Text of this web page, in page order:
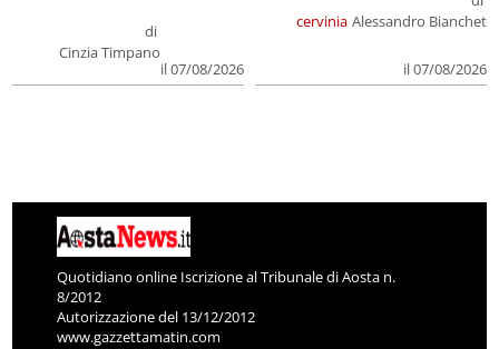
di
Cinzia Timpano
il 07/08/2026
cervinia Alessandro Bianchet
il 07/08/2026
Quotidiano online Iscrizione al Tribunale di Aosta n.
8/2012
Autorizzazione del 13/12/2012
www.gazzettamatin.com